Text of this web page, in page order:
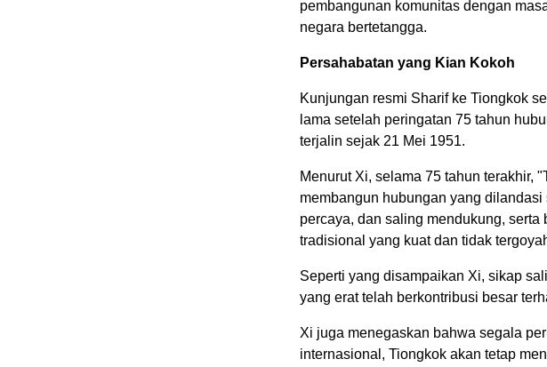
pembangunan komunitas dengan
negara bertetangga.
Persahabatan yang Kian Kokoh
Kunjungan resmi Sharif ke Tiongkok
lama setelah peringatan 75 tahun
terjalin sejak 21 Mei 1951.
Menurut Xi, selama 75 tahun terakhir,
membangun hubungan yang
percaya, dan saling mendukung,
tradisional yang kuat dan tidak
Seperti yang disampaikan Xi, sikap
yang erat telah berkontribusi besar
Xi juga menegaskan bahwa segala
internasional, Tiongkok akan tetap